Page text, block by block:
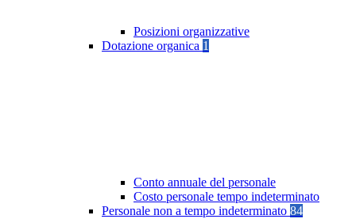
Posizioni organizzative
Dotazione organica 1
Conto annuale del personale
Costo personale tempo indeterminato
Personale non a tempo indeterminato 84